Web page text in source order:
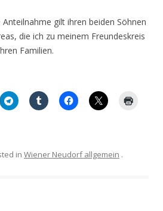
gilt ihren beiden Söhnen
die ich zu meinem Freundeskreis
Familien.
in Wiener Neudorf allgemein .